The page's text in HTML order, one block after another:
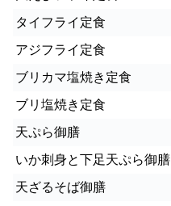
タイフライ定食
アジフライ定食
ブリカマ塩焼き定食
ブリ塩焼き定食
天ぷら御膳
いか刺身と下足天ぷら御膳
天ざるそば御膳